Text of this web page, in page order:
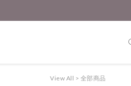
View All > 全部商品